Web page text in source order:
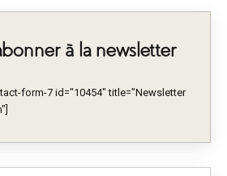
à la newsletter
form-7 id="10454" title="Newsletter